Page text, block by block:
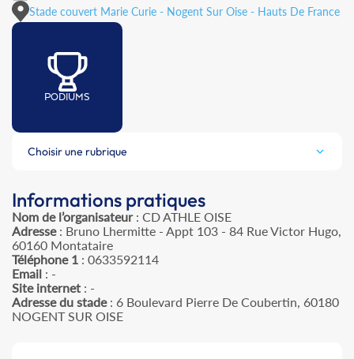
Stade couvert Marie Curie - Nogent Sur Oise - Hauts De France
PODIUMS
Choisir une rubrique
Informations pratiques
Nom de l’organisateur: CD ATHLE OISE
Adresse: Bruno Lhermitte - Appt 103 - 84 Rue Victor Hugo,
60160 Montataire
Téléphone 1 : 0633592114
Email : -
Site internet : -
Adresse du stade: 6 Boulevard Pierre De Coubertin, 60180
NOGENT SUR OISE